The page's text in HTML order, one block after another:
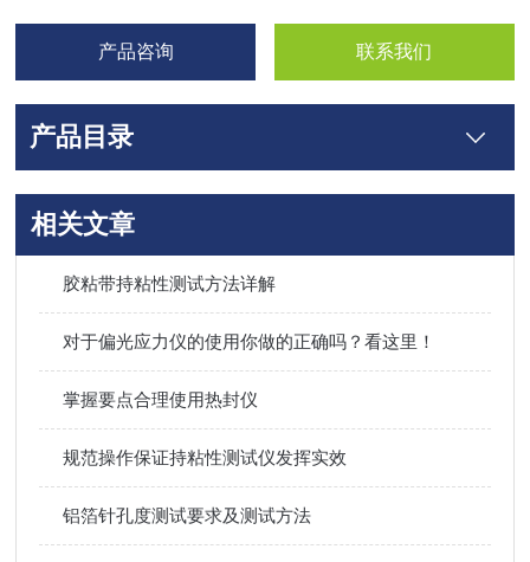
产品咨询 联系我们
产品目录
相关文章
胶粘带持粘性测试方法详解
对于偏光应力仪的使用你做的正确吗？看这里！
掌握要点合理使用热封仪
规范操作保证持粘性测试仪发挥实效
铝箔针孔度测试要求及测试方法